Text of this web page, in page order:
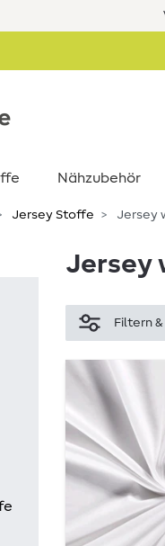
Nähzubehör
Jersey Stoffe Jersey
Jersey
Filtern